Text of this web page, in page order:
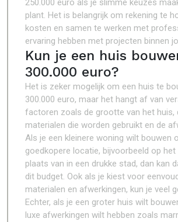
250.000 euro als je slimme keuzes
plant. Het is belangrijk om rekening te
kosten en samen te werken met
ervaring hebben met projecten binnen
Kun je een huis
300.000 euro?
Het is zeker mogelijk om een huis te
300.000 euro, maar het hangt af van
factoren zoals de grootte van het huis,
materialen die worden gebruikt en de
Als je een kleinere woning wilt bouwen
goedkopere locatie, bijvoorbeeld op het
plaats van in een drukke stad, dan kan
dit budget. Ook als je kiest voor
materialen en afwerkingen, kun je veel
Echter, als je een groter huis wilt
luxe afwerkingen wilt hebben zoals